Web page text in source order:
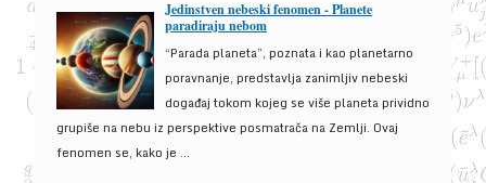
Jedinstven nebeski fenomen - Planete
paradiraju nebom
“Parada planeta”, poznata i kao planetarno
poravnanje, predstavlja zanimljiv nebeski
događaj tokom kojeg se više planeta prividno
grupiše na nebu iz perspektive posmatrača na Zemlji. Ovaj
fenomen se, kako je ...